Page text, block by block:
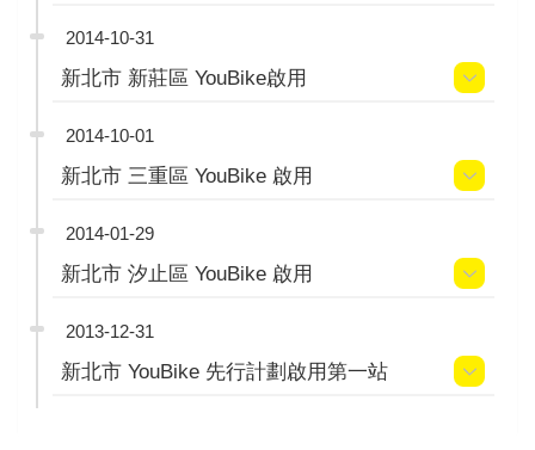
2014-10-31
新北市 新莊區 YouBike啟用
2014-10-01
新北市 三重區 YouBike 啟用
2014-01-29
新北市 汐止區 YouBike 啟用
2013-12-31
新北市 YouBike 先行計劃啟用第一站